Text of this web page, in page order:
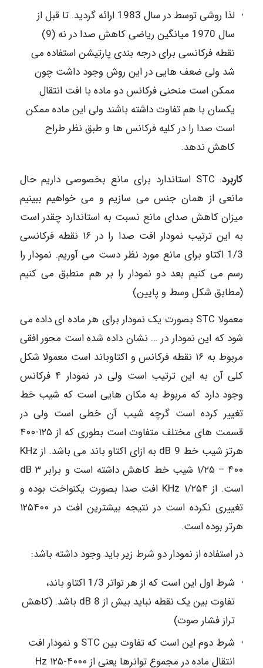
لذا روشی توسط در سال 1983 ارائه گردید. تا قبل از
سال 1970 میانگین ریاضی کاهش صدا در نه (9)
نقطه فرکانسی برای درجه بندی پارتیشن استفاده می
شد ولی ضعف هایی در این روش وجود داشت چون
ممکن است منحنی فرکانس دو ماده با افت انتقال
یکسان با هم تفاوت داشته باشند ولی این ماده ممکن
است صدا را در کلیه فرکانس ها و طبق نظر طراح
کاهش ندهد.
کاربرد
: STC استاندارد برای مانع بخصوصی داریم حال
مانعی از همان جنس می سازیم و می خواهیم ببینیم
میزان کاهش صدای مانع نسبت به استاندارد چقدر است
به این ترتیب نمودار افت صدا را در ۱۶ نقطه فرکانسی
1/3 اکتاو برای مانع مورد نظر دست می آوریم. نمودار را
رسم می کنیم بعد دو نمودار را بر هم منطبق می کنیم
(مطابق شکل وسط و پایین)
معمولا STC بصورت یک نمودار برای هر ماده ای داده می
شود که این نمودار در … نشان داده شده است محور افقی
مربوط به ۱۶ نقطه فرکانس و اکتاوباند است معمولا شکل
کلی آن به این ترتیب است ولی در نمودار ۴ فرکانس
وجود دارد که مربوط به مکان هایی است که شیب خط
تغییر کرده است گرچه شیب آن خطی است ولی در
قسمت های مختلف متفاوت است بطوری که از ۱۲۵-۴۰۰
هرتز شیب خط dB 9 به ازای اکتاو باند می باشد. از KHz
۱/۲۵ – ۴۰۰ شیب خط کاهش داشته است و برابر dB ۳
است. از KHz ۱/۲۵۴ افت صدا بصورت یکنواخت بوده و
تغییری نکرده است در نتیجه بیشترین افت در ۱۲۵۴۰۰
هرتر بوده است.
در استفاده از نمودار دو شرط زیر باید وجود داشته باشد:
شرط اول این است که از هر تواتر 1/3 اکتاو باند،
تفاوت بین یک نقطه نباید بیش از 8 dB باشد. (کاهش
تراز فشار صوت)
شرط دوم این است که تفاوت بین STC و نمودار افت
انتقال ماده در مجموع توانرها یعنی از Hz ۱۲۵-۴۰۰۰